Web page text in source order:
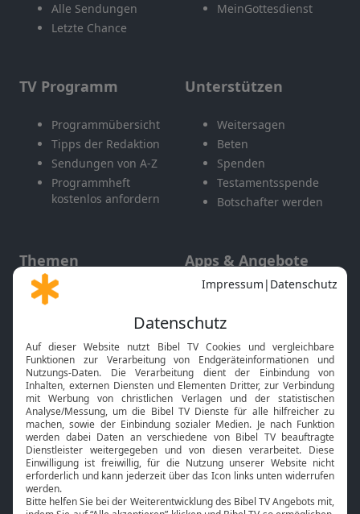
Alle Sendungen
Letzte Chance
MeinGottesdienst
TV Programm
Programmübersicht
Tipps der Redaktion
Sendungen von A-Z
Programmheft
kostenlos anfordern
Unterstützen
Weitersagen
Beten
Spenden
Testamentsspende
Botschafter werden
Themen
Gott und Bibel erklärt
Neuigkeiten
Apps & Angebote
Mobile App
Smart TV
HbbTV
Bibelthek Online-Bibel
Nächster Gottesdienst
Bibel TV Service